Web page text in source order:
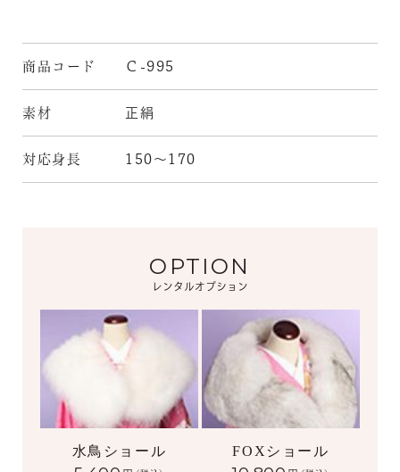
商品コード Ｃ-995
素材 正絹
対応身長 150～170
OPTION
レンタルオプション
水鳥ショール FOXショール